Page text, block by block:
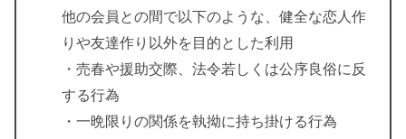
他の会員との間で以下のような、健全な恋人作
りや友達作り以外を目的とした利用
・売春や援助交際、法令若しくは公序良俗に反
する行為
・一晩限りの関係を執拗に持ち掛ける行為